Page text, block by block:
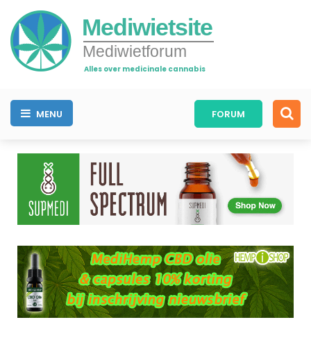
Mediwietsite
Mediwietforum
Alles over medicinale cannabis
MENU FORUM